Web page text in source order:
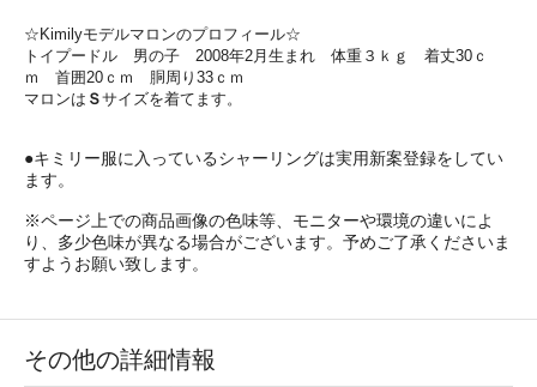
☆Kimilyモデルマロンのプロフィール☆
トイプードル 男の子 2008年2月生まれ 体重３ｋｇ 着丈30ｃ
ｍ 首囲20ｃｍ 胴周り33ｃｍ
マロンは Ｓサイズを着てます。
●キミリー服に入っているシャーリングは実用新案登録をしてい
ます。
※ページ上での商品画像の色味等、モニターや環境の違いによ
り、多少色味が異なる場合がございます。予めご了承くださいま
すようお願い致します。
その他の詳細情報